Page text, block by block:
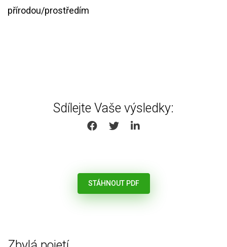
přírodou/prostředím
Sdílejte Vaše výsledky:
SHARE ON FACEBOOK
SHARE ON TWITTER
SHARE ON LINKEDIN
STÁHNOUT PDF